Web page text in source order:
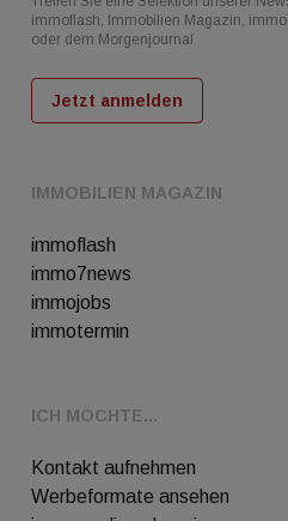
IMMOBILIEN MAGAZIN
immoflash
immo7news
immojobs
immotermin
ICH MÖCHTE...
Kontakt aufnehmen
Werbeformate ansehen
immoflash, Immobilien Magazin,
oder dem Morgenjournal
Jetzt anmelden